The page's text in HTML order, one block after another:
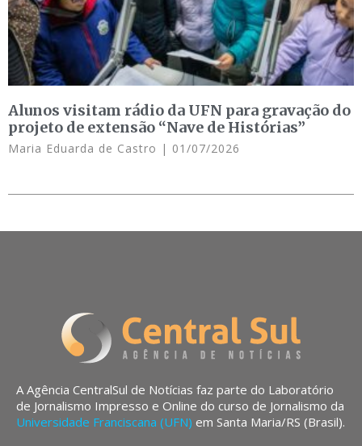
Alunos visitam rádio da UFN para gravação do
projeto de extensão “Nave de Histórias”
Maria Eduarda de Castro 01/07/2026
A Agência CentralSul de Notícias faz parte do Laboratório
de Jornalismo Impresso e Online do curso de Jornalismo da
Universidade Franciscana (UFN) em Santa Maria/RS (Brasil).